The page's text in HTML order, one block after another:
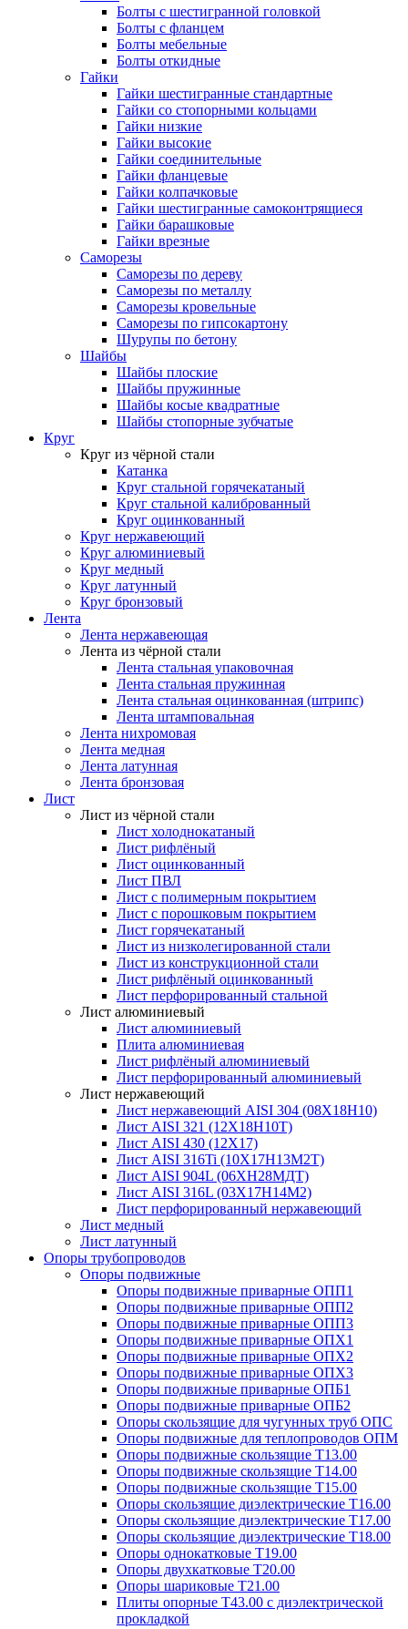
Болты с шестигранной головкой
Болты с фланцем
Болты мебельные
Болты откидные
Гайки
Гайки шестигранные стандартные
Гайки со стопорными кольцами
Гайки низкие
Гайки высокие
Гайки соединительные
Гайки фланцевые
Гайки колпачковые
Гайки шестигранные самоконтрящиеся
Гайки барашковые
Гайки врезные
Саморезы
Саморезы по дереву
Саморезы по металлу
Саморезы кровельные
Саморезы по гипсокартону
Шурупы по бетону
Шайбы
Шайбы плоские
Шайбы пружинные
Шайбы косые квадратные
Шайбы стопорные зубчатые
Круг
Круг из чёрной стали
Катанка
Круг стальной горячекатаный
Круг стальной калиброванный
Круг оцинкованный
Круг нержавеющий
Круг алюминиевый
Круг медный
Круг латунный
Круг бронзовый
Лента
Лента нержавеющая
Лента из чёрной стали
Лента стальная упаковочная
Лента стальная пружинная
Лента стальная оцинкованная (штрипс)
Лента штамповальная
Лента нихромовая
Лента медная
Лента латунная
Лента бронзовая
Лист
Лист из чёрной стали
Лист холоднокатаный
Лист рифлёный
Лист оцинкованный
Лист ПВЛ
Лист с полимерным покрытием
Лист с порошковым покрытием
Лист горячекатаный
Лист из низколегированной стали
Лист из конструкционной стали
Лист рифлёный оцинкованный
Лист перфорированный стальной
Лист алюминиевый
Лист алюминиевый
Плита алюминиевая
Лист рифлёный алюминиевый
Лист перфорированный алюминиевый
Лист нержавеющий
Лист нержавеющий AISI 304 (08Х18Н10)
Лист AISI 321 (12Х18Н10Т)
Лист AISI 430 (12Х17)
Лист AISI 316Ti (10Х17Н13М2Т)
Лист AISI 904L (06ХН28МДТ)
Лист AISI 316L (03Х17Н14М2)
Лист перфорированный нержавеющий
Лист медный
Лист латунный
Опоры трубопроводов
Опоры подвижные
Опоры подвижные приварные ОПП1
Опоры подвижные приварные ОПП2
Опоры подвижные приварные ОПП3
Опоры подвижные приварные ОПХ1
Опоры подвижные приварные ОПХ2
Опоры подвижные приварные ОПХ3
Опоры подвижные приварные ОПБ1
Опоры подвижные приварные ОПБ2
Опоры скользящие для чугунных труб ОПС
Опоры подвижные для теплопроводов ОПМ
Опоры подвижные скользящие Т13.00
Опоры подвижные скользящие Т14.00
Опоры подвижные скользящие Т15.00
Опоры скользящие диэлектрические Т16.00
Опоры скользящие диэлектрические Т17.00
Опоры скользящие диэлектрические Т18.00
Опоры однокатковые Т19.00
Опоры двухкатковые Т20.00
Опоры шариковые Т21.00
Плиты опорные Т43.00 с диэлектрической
прокладкой